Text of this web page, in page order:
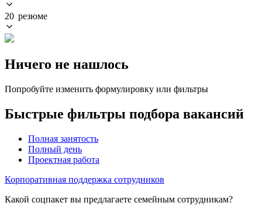
20 резюме
Ничего не нашлось
Попробуйте изменить формулировку или фильтры
Быстрые фильтры подбора вакансий
Полная занятость
Полный день
Проектная работа
Корпоративная поддержка сотрудников
Какой соцпакет вы предлагаете семейным сотрудникам?